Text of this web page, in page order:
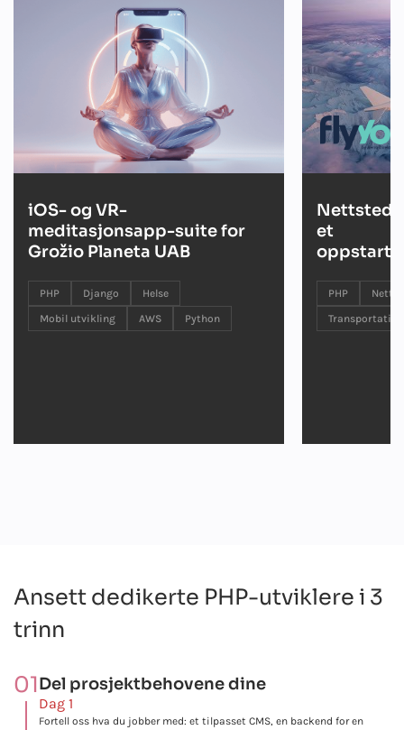
iOS- og VR-
meditasjonsapp-suite for
Grožio Planeta UAB
PHP Django
Helse
Mobil utvikling
AWS Python
Nettsted
et
PHP
Transportation
Ansett dedikerte PHP-utviklere i 3
trinn
01Del prosjektbehovene dine
Dag 1
Fortell oss hva du jobber med: et tilpasset CMS, en backend for en